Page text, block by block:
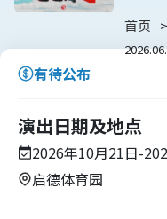
首页
有待公布
演出日期及地点
2026年10月21日-
启德体育园